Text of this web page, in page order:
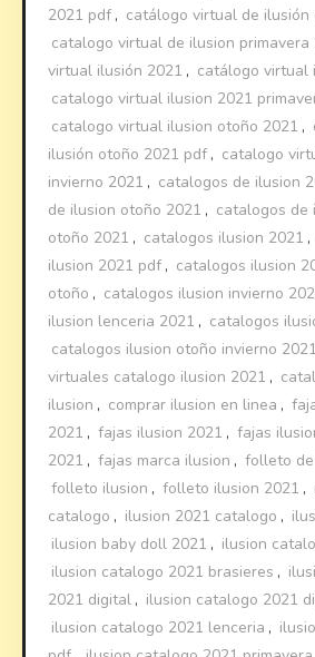
2021 pdf , catálogo virtual de ilusión
catalogo virtual de ilusion primavera
virtual ilusión 2021 , catálogo virtual
catalogo virtual ilusion 2021
catalogo virtual ilusion otoño 2021 ,
ilusión otoño 2021 pdf , catalogo
invierno 2021 , catalogos de ilusion
de ilusion otoño 2021 , catalogos de
otoño 2021 , catalogos ilusion 2021 ,
ilusion 2021 pdf , catalogos ilusion
otoño , catalogos ilusion invierno
ilusion lenceria 2021 , catalogos
catalogos ilusion otoño invierno 2021
virtuales catalogo ilusion 2021 ,
ilusion , comprar ilusion en linea ,
2021 , fajas ilusion 2021 , fajas
2021 , fajas marca ilusion , folleto
folleto ilusion , folleto ilusion 2021 ,
catalogo , ilusion 2021 catalogo ,
ilusion baby doll 2021 , ilusion
ilusion catalogo 2021 brasieres ,
2021 digital , ilusion catalogo 2021
ilusion catalogo 2021 lenceria ,